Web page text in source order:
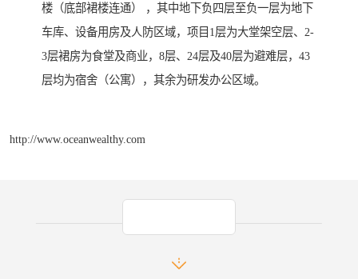
楼（底部裙楼连通） ，其中地下负四层至负一层为地下
车库、设备用房及人防区域，项目1层为大堂架空层、2-
3层裙房为食堂及商业，8层、24层及40层为避难层，43
层均为宿舍（公寓），其余为研发办公区域。
http://www.oceanwealthy.com